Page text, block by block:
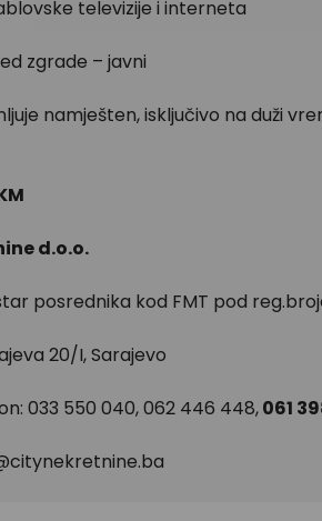
televizije i interneta
zgrade – javni
namješten, isključivo na duži
d.o.o.
posrednika kod FMT pod
20/I, Sarajevo
033 550 040, 062 446 448,061